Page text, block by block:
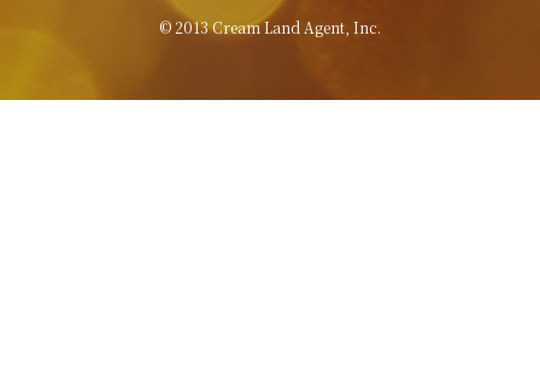
© 2013 Cream Land Agent, Inc.